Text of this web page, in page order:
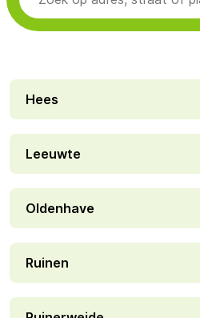
Hees
Leeuwte
Oldenhave
Ruinen